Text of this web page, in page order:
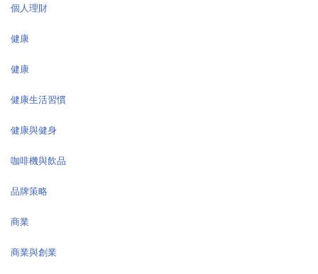
個人理財
健康
健康
健康生活習慣
健康與健身
咖啡機與飲品
品牌策略
商業
商業與創業